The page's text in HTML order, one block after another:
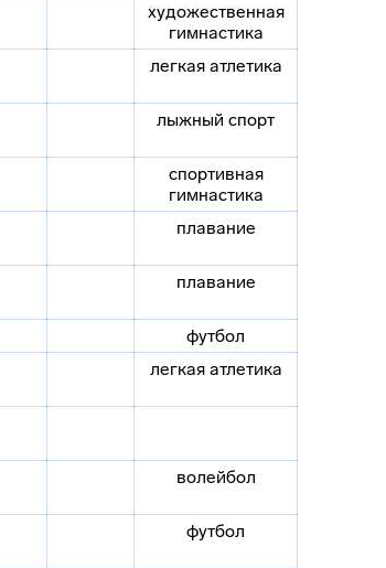
художественная
гимнастика
легкая атлетика
лыжный спорт
спортивная
гимнастика
плавание
плавание
футбол
легкая атлетика
волейбол
футбол